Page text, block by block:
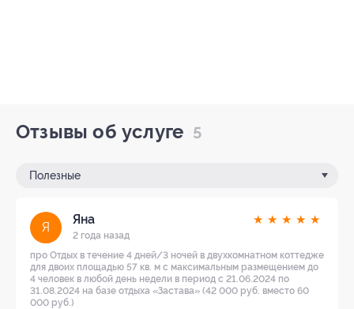
Отзывы об услуге 5
Полезные
Я
Яна
2 года назад
★ ★ ★ ★ ★
про Отдых в течение 4 дней/3 ночей в двухкомнатном коттедже
для двоих площадью 57 кв. м с максимальным размещением до
4 человек в любой день недели в период с 21.06.2024 по
31.08.2024 на базе отдыха «Застава» (42 000 руб. вместо 60
000 руб.)